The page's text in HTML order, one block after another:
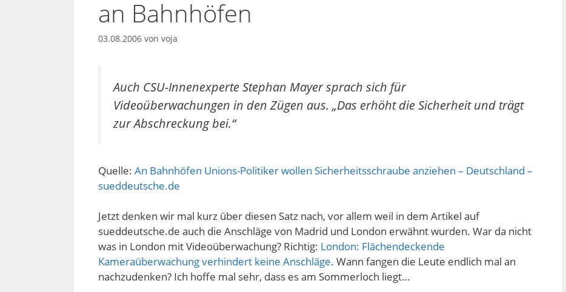
an Bahnhöfen
03.08.2006 von voja
Auch CSU-Innenexperte Stephan Mayer sprach sich für
Videoüberwachungen in den Zügen aus. „Das erhöht die Sicherheit und trägt
zur Abschreckung bei.“
Quelle: An Bahnhöfen Unions-Politiker wollen Sicherheitsschraube anziehen – Deutschland –
sueddeutsche.de
Jetzt denken wir mal kurz über diesen Satz nach, vor allem weil in dem Artikel auf
sueddeutsche.de auch die Anschläge von Madrid und London erwähnt wurden. War da nicht
was in London mit Videoüberwachung? Richtig: London: Flächendeckende
Kameraüberwachung verhindert keine Anschläge. Wann fangen die Leute endlich mal an
nachzudenken? Ich hoffe mal sehr, dass es am Sommerloch liegt…